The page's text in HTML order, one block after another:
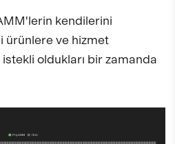
kendilerini
ürünlere ve hizmet
oldukları bir zamanda